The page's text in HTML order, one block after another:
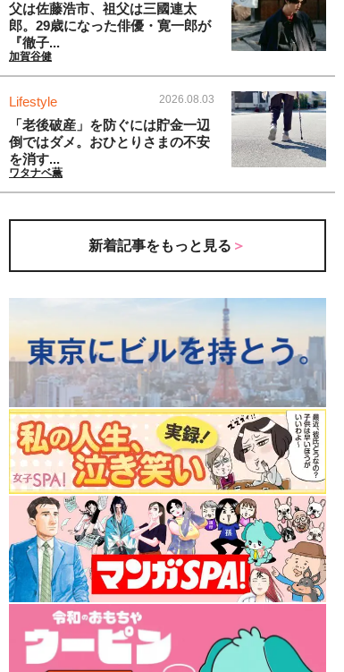
父は佐藤浩市、祖父は三國連太
郎。29歳になった俳優・寛一郎が
『徹子...
加賀谷健
Lifestyle 2026.08.03
「老後破産」を防ぐには貯金一辺
倒ではダメ。おひとりさまの不安
を消す...
ワタナベ薫
新着記事をもっと見る